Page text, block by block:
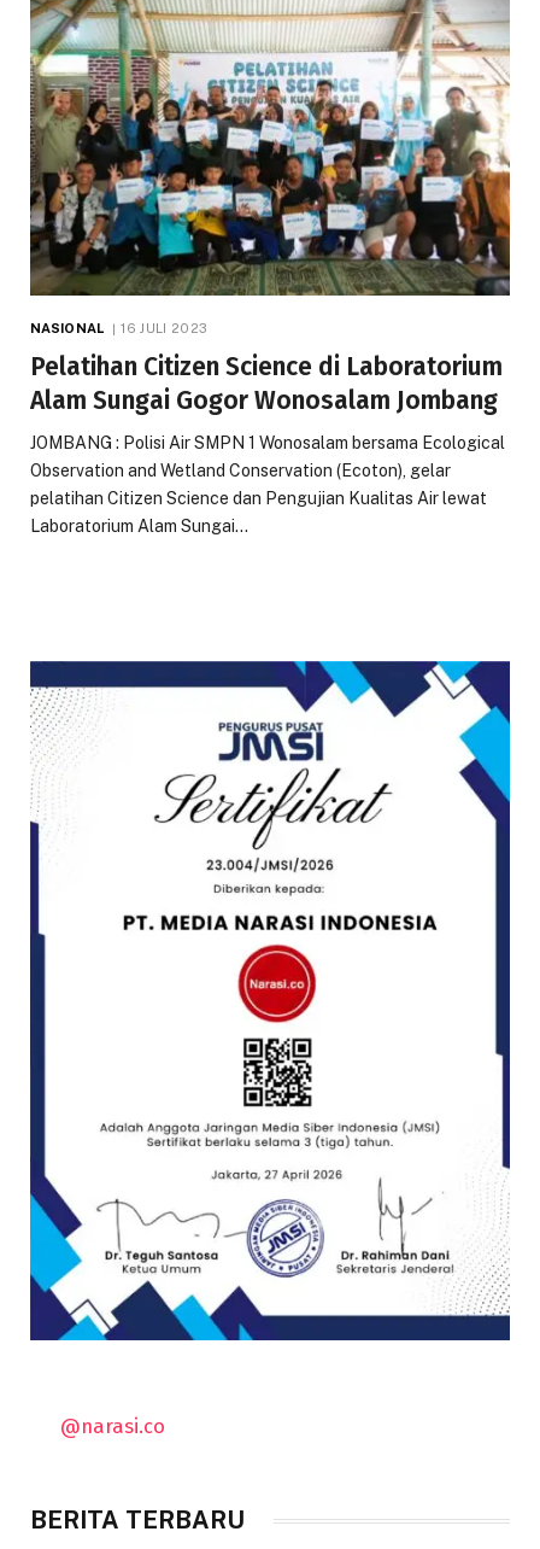
NASIONAL 16 JULI 2023
Pelatihan Citizen Science di Laboratorium
Alam Sungai Gogor Wonosalam Jombang
JOMBANG : Polisi Air SMPN 1 Wonosalam bersama Ecological
Observation and Wetland Conservation (Ecoton), gelar
pelatihan Citizen Science dan Pengujian Kualitas Air lewat
Laboratorium Alam Sungai…
@narasi.co
BERITA TERBARU